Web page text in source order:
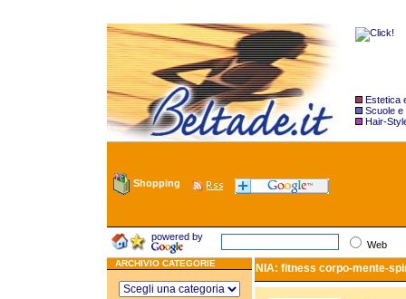
Estetica
Scuole e
Hair-
Shopping
powered by
Web
ARCHIVIO CATEGORIE NIA: fitness corpo-mente-